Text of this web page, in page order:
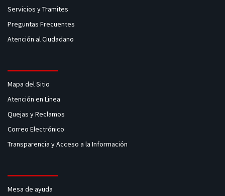
Servicios y Tramites
Preguntas Frecuentes
Atención al Ciudadano
Mapa del Sitio
Atención en Linea
Quejas y Reclamos
Correo Electrónico
Transparencia y Acceso a la Información
Mesa de ayuda